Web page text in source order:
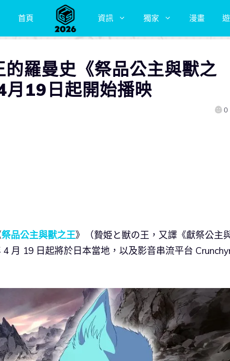
首頁 資訊 獨家 漫畫
羅曼史《祭品公主與獸之
月19日起開始播映
0
祭品公主與獸之王》（贄姫と獣の王，又譯《獻祭公主
月 19 日起將於日本當地，以及影音串流平台